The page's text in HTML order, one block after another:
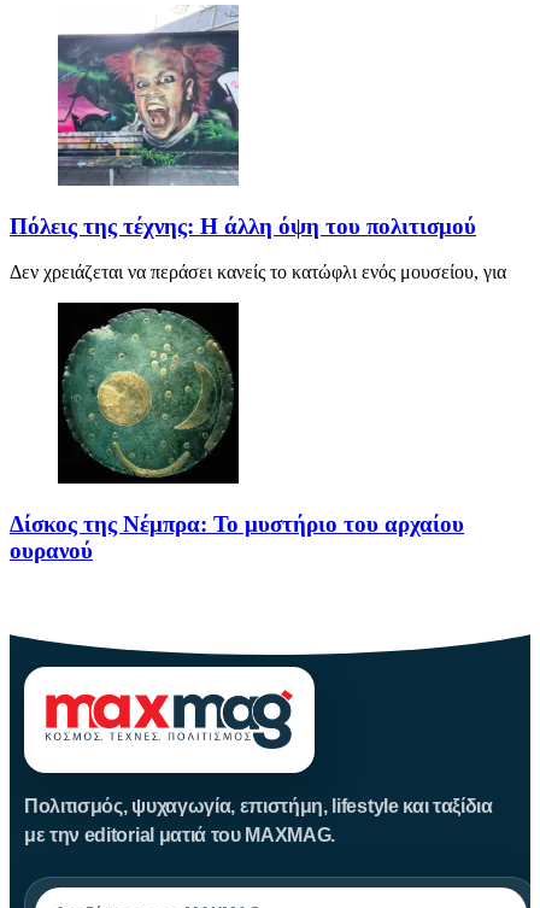
Πόλεις της τέχνης: Η άλλη όψη του πολιτισμού
Δεν χρειάζεται να περάσει κανείς το κατώφλι ενός μουσείου, για
Δίσκος της Νέμπρα: Το μυστήριο του αρχαίου
ουρανού
Πολιτισμός, ψυχαγωγία, επιστήμη, lifestyle και ταξίδια
με την editorial ματιά του MAXMAG.
Αναζήτηση